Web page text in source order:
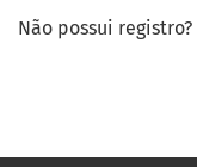
Não possui registro?